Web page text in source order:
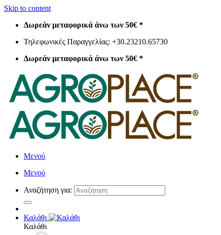
Skip to content
Δωρεάν μεταφορικά άνω των 50€ *
Τηλεφωνικές Παραγγελίας: +30.23210.65730
Δωρεάν μεταφορικά άνω των 50€ *
Μενού
Μενού
Αναζήτηση για:
Καλάθι
Καλάθι